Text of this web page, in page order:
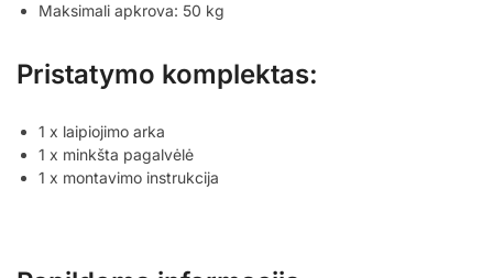
Maksimali apkrova: 50 kg
Pristatymo komplektas:
1 x laipiojimo arka
1 x minkšta pagalvėlė
1 x montavimo instrukcija